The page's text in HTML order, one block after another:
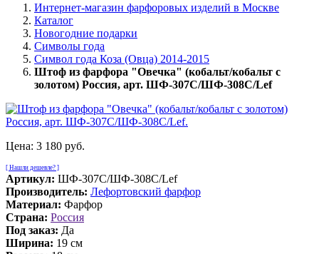
Интернет-магазин фарфоровых изделий в Москве
Каталог
Новогодние подарки
Символы года
Символ года Коза (Овца) 2014-2015
Штоф из фарфора "Овечка" (кобальт/кобальт с
золотом) Россия, арт. ШФ-307С/ШФ-308С/Lef
Цена: 3 180 руб.
[ Нашли дешевле? ]
Артикул: ШФ-307С/ШФ-308С/Lef
Производитель: Лефортовский фарфор
Материал: Фарфор
Страна: Россия
Под заказ: Да
Ширина: 19 см